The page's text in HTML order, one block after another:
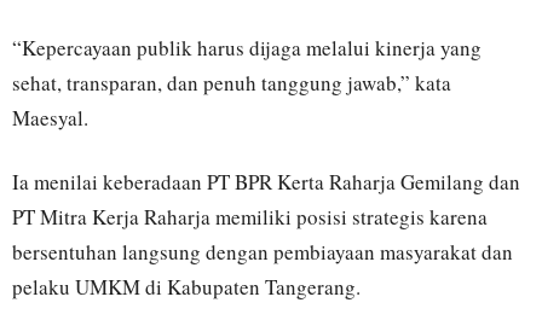
“Kepercayaan publik harus dijaga melalui kinerja yang
sehat, transparan, dan penuh tanggung jawab,” kata
Maesyal.
Ia menilai keberadaan PT BPR Kerta Raharja Gemilang dan
PT Mitra Kerja Raharja memiliki posisi strategis karena
bersentuhan langsung dengan pembiayaan masyarakat dan
pelaku UMKM di Kabupaten Tangerang.